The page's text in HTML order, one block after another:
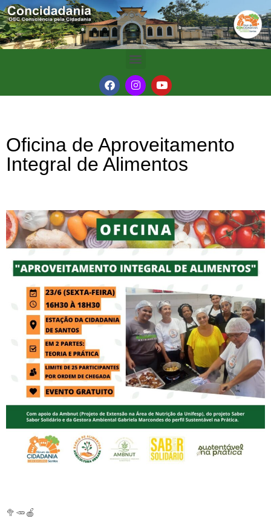
Oficina de Aproveitamento
Integral de Alimentos
🥦🥕🍎